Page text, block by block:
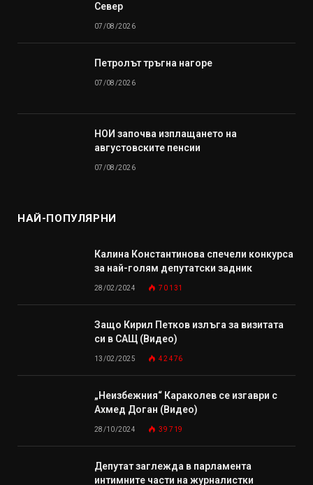
Север
07/08/2026
Петролът тръгна нагоре
07/08/2026
НОИ започва изплащането на
августовските пенсии
07/08/2026
НАЙ-ПОПУЛЯРНИ
Калина Константинова спечели конкурса
за най-голям депутатски задник
28/02/2024 70 131
Защо Кирил Петков излъга за визитата
си в САЩ (Видео)
13/02/2025 42 476
„Неизбежния“ Караколев се изгаври с
Ахмед Доган (Видео)
28/10/2024 39 719
Депутат заглежда в парламента
интимните части на журналистки